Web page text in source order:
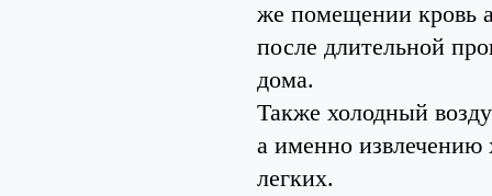
же помещении кровь
после длительной
дома.
Также холодный
а именно извлечению
легких.